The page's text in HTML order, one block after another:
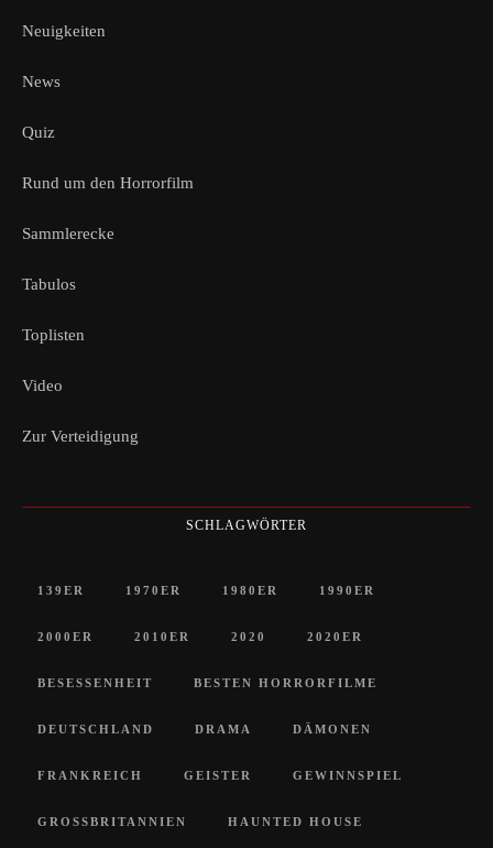
Neuigkeiten
News
Quiz
Rund um den Horrorfilm
Sammlerecke
Tabulos
Toplisten
Video
Zur Verteidigung
SCHLAGWÖRTER
139ER 1970ER 1980ER 1990ER
2000ER 2010ER 2020 2020ER
BESESSENHEIT BESTEN HORRORFILME
DEUTSCHLAND DRAMA DÄMONEN
FRANKREICH GEISTER GEWINNSPIEL
GROSSBRITANNIEN HAUNTED HOUSE